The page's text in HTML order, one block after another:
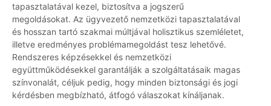
tapasztalatával kezel, biztosítva a jogszerű
megoldásokat. Az ügyvezető nemzetközi tapasztalatával
és hosszan tartó szakmai múltjával holisztikus szemléletet,
illetve eredményes problémamegoldást tesz lehetővé.
Rendszeres képzésekkel és nemzetközi
együttműködésekkel garantálják a szolgáltatásaik magas
színvonalát, céljuk pedig, hogy minden biztonsági és jogi
kérdésben megbízható, átfogó válaszokat kínáljanak.